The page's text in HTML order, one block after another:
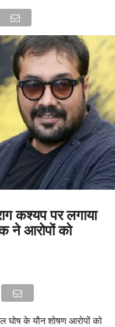
कश्यप पर लगाया
ने आरोपों को
घोष के यौन शोषण आरोपों को